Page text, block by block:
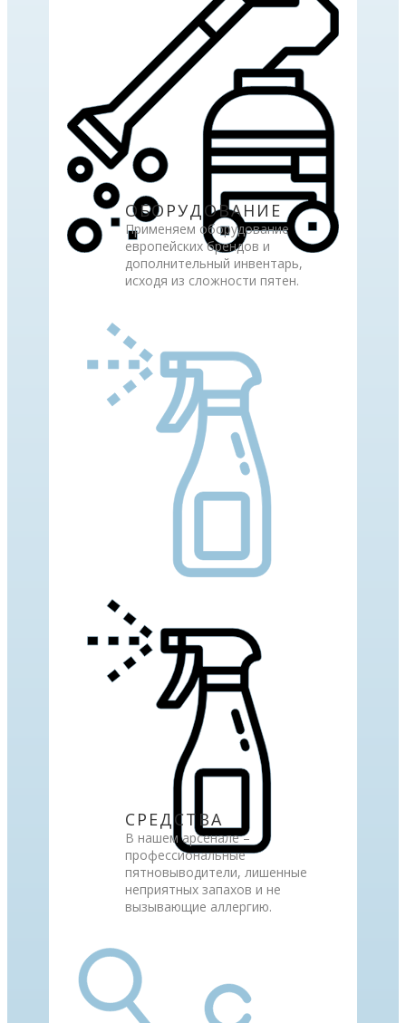
ОБОРУДОВАНИЕ
Применяем оборудование
европейских брендов и
дополнительный инвентарь,
исходя из сложности пятен.
СРЕДСТВА
В нашем арсенале –
профессиональные
пятновыводители, лишенные
неприятных запахов и не
вызывающие аллергию.